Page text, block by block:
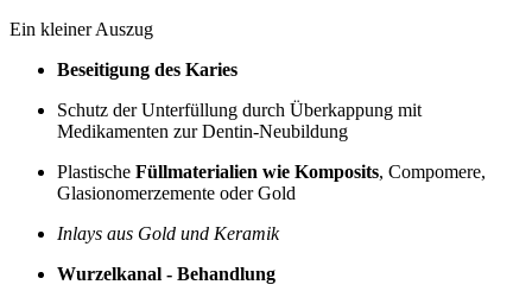
Ein kleiner Auszug
Beseitigung des Karies
Schutz der Unterfüllung durch Überkappung mit
Medikamenten zur Dentin-Neubildung
Plastische Füllmaterialien wie Komposits, Compomere,
Glasionomerzemente oder Gold
Inlays aus Gold und Keramik
Wurzelkanal - Behandlung